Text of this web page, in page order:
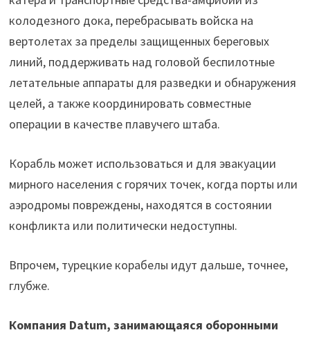
колодезного дока, перебрасывать войска на
вертолетах за пределы защищенных береговых
линий, поддерживать над головой беспилотные
летательные аппараты для разведки и обнаружения
целей, а также координировать совместные
операции в качестве плавучего штаба.
Корабль может использоваться и для эвакуации
мирного населения с горячих точек, когда порты или
аэродромы повреждены, находятся в состоянии
конфликта или политически недоступны.
Впрочем, турецкие корабелы идут дальше, точнее,
глубже.
Компания Datum, занимающаяся оборонными